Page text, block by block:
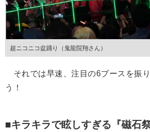
超ニコニコ盆踊り（鬼龍院翔さん）
それでは早速、注目の6ブースを振
う！
■キラキラで眩しすぎる『磁石